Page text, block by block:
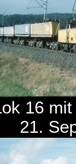
16
21.